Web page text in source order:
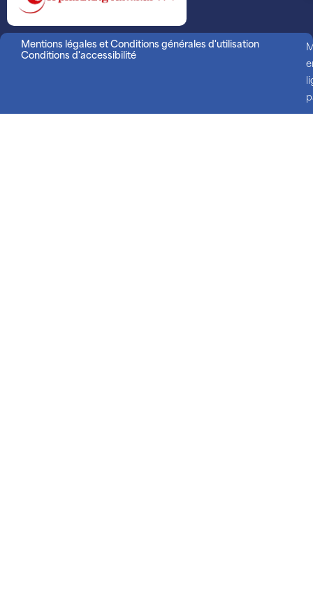
Mentions légales et Conditions générales d'utilisation
Conditions d'accessibilité